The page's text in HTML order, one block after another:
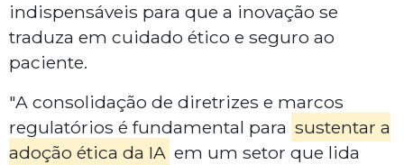
indispensáveis para que a inovação se
traduza em cuidado ético e seguro ao
paciente.
"A consolidação de diretrizes e marcos
regulatórios é fundamental para sustentar a
adoção ética da IA em um setor que lida